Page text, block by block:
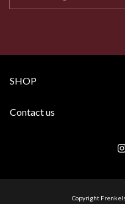
SHOP
Contact us
Copyright